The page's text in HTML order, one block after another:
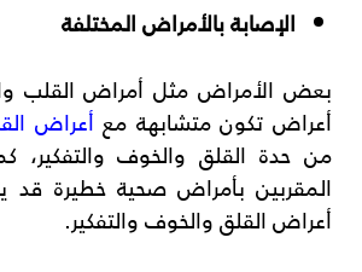
الإصابة بالأمراض المختلفة
بعض الأمراض مثل أمراض القلب
أعراض تكون متشابهة مع أعراض
من حدة القلق والخوف والتفكير،
المقربين بأمراض صحية خطيرة قد
أعراض القلق والخوف والتفكير.